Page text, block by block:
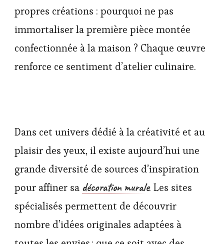
propres créations : pourquoi ne pas
immortaliser la première pièce montée
confectionnée à la maison ? Chaque œuvre
renforce ce sentiment d’atelier culinaire.
Dans cet univers dédié à la créativité et au
plaisir des yeux, il existe aujourd’hui une
grande diversité de sources d’inspiration
pour affiner sa décoration murale. Les sites
spécialisés permettent de découvrir
nombre d’idées originales adaptées à